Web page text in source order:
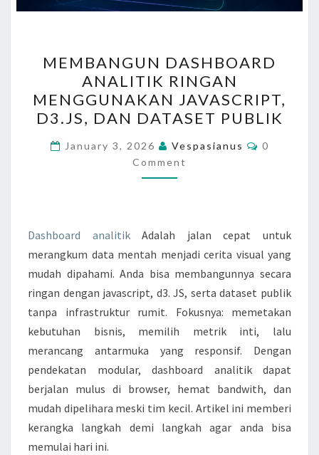
M
B
A
N
G
U
A
S
H
B
O
A
R
D
A
N
A
MEMBANGUN DASHBOARD
ANALITIK RINGAN
MENGGUNAKAN JAVASCRIPT,
D3.JS, DAN DATASET PUBLIK
January 3, 2026 Vespasianus
C
O
0
Comment
Dashboard analitikAdalah jalan cepat untuk
merangkum data mentah menjadi cerita visual yang
mudah dipahami. Anda bisa membangunnya secara
ringan dengan javascript, d3. JS, serta dataset publik
tanpa infrastruktur rumit. Fokusnya: memetakan
kebutuhan bisnis, memilih metrik inti, lalu
merancang antarmuka yang responsif. Dengan
pendekatan modular, dashboard analitik dapat
berjalan mulus di browser, hemat bandwith, dan
mudah dipelihara meski tim kecil. Artikel ini memberi
kerangka langkah demi langkah agar anda bisa
memulai hari ini.